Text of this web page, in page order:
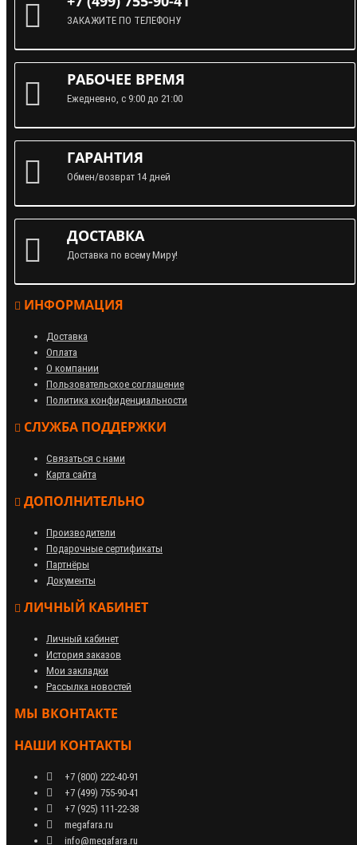
ЗАКАЖИТЕ ПО ТЕЛЕФОНУ
РАБОЧЕЕ ВРЕМЯ
Ежедневно, с 9:00 до 21:00
ГАРАНТИЯ
Обмен/возврат 14 дней
ДОСТАВКА
Доставка по всему Миру!
ИНФОРМАЦИЯ
Доставка
Оплата
О компании
Пользовательское соглашение
Политика конфиденциальности
СЛУЖБА ПОДДЕРЖКИ
Связаться с нами
Карта сайта
ДОПОЛНИТЕЛЬНО
Производители
Подарочные сертификаты
Партнёры
Документы
ЛИЧНЫЙ КАБИНЕТ
Личный кабинет
История заказов
Мои закладки
Рассылка новостей
МЫ ВКОНТАКТЕ
НАШИ КОНТАКТЫ
+7 (800) 222-40-91
+7 (499) 755-90-41
+7 (925) 111-22-38
megafara.ru
info@megafara.ru